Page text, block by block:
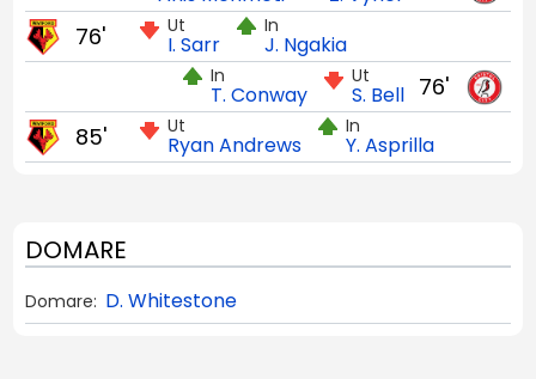
Ut
I. Sarr
In
J. Ngakia
76'
76'
Ut
S. Bell
In
T. Conway
Ut
Ryan Andrews
In
Y. Asprilla
85'
DOMARE
Domare: D. Whitestone